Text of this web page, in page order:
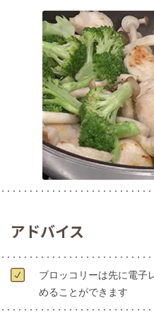
アドバイス
ブロッコリーは先に電子
めることができます